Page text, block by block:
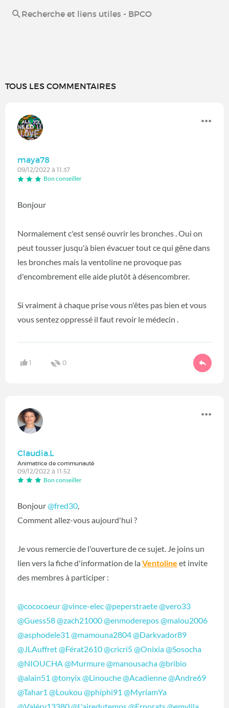
Recherche et liens utiles - BPCO
TOUS LES COMMENTAIRES
maya78
09/12/2022 à 11:37
Bon conseiller
Bonjour
Normalement c'est sensé ouvrir les bronches . Oui on
peut tousser jusqu'à bien évacuer tout ce qui gêne dans
les bronches mais la ventoline ne provoque pas
d'encombrement elle aide plutôt à désencombrer.
Si vraiment à chaque prise vous n'êtes pas bien et vous
vous sentez oppressé il faut revoir le médecin .
1 0
Claudia.L
Animatrice de communauté
09/12/2022 à 11:52
Bon conseiller
Bonjour@fred30,
Comment allez-vous aujourd'hui ?
Je vous remercie de l'ouverture de ce sujet. Je joins un
lien vers la fiche d'information de la Ventoline et invite
des membres à participer :
@cococoeur@vince-elec@peperstraete@vero33
@Guess58@zach21000@enmoderepos@malou2006
@asphodele31 @mamouna2804@Darkvador89
@JLAuffret@Férat2610@cricri5@Onixia@Sosocha
@NIOUCHA@Murmure@manousacha@bribio
@alain51 @tonyix@Linouche@Acadienne@Andre69
@Tahar1 @Loukou @phiphi91 @MyriamYa